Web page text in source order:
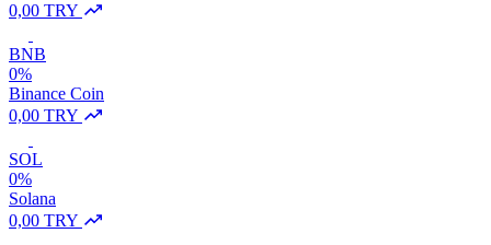
0,00 TRY
BNB
0%
Binance Coin
0,00 TRY
SOL
0%
Solana
0,00 TRY